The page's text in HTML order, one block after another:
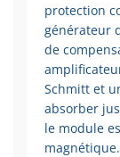
protection
générateur
de
Schmitt et
absorber
le module